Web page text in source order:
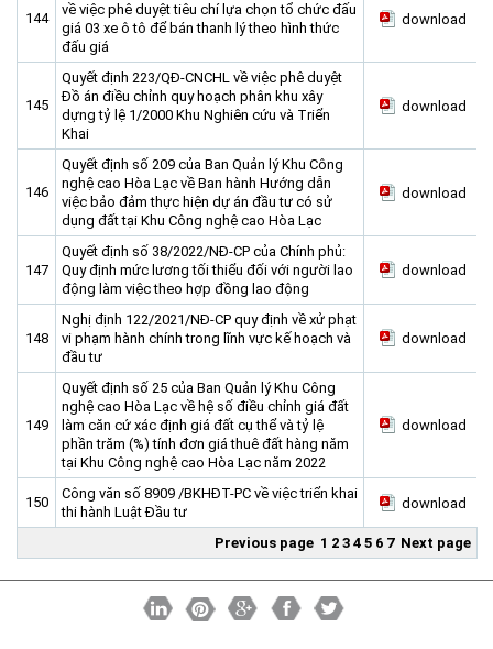
144
về việc phê duyệt tiêu chí lựa chọn tổ chức đấu
giá 03 xe ô tô để bán thanh lý theo hình thức
đấu giá
download
145
Quyết định 223/QĐ-CNCHL về việc phê duyệt
Đồ án điều chỉnh quy hoạch phân khu xây
dựng tỷ lệ 1/2000 Khu Nghiên cứu và Triển
Khai
download
146
Quyết định số 209 của Ban Quản lý Khu Công
nghệ cao Hòa Lạc về Ban hành Hướng dẫn
việc bảo đảm thực hiện dự án đầu tư có sử
dụng đất tại Khu Công nghệ cao Hòa Lạc
download
147
Quyết định số 38/2022/NĐ-CP của Chính phủ:
Quy định mức lương tối thiểu đối với người lao
động làm việc theo hợp đồng lao động
download
148
Nghị định 122/2021/NĐ-CP quy định về xử phạt
vi phạm hành chính trong lĩnh vực kế hoạch và
đầu tư
download
149
Quyết định số 25 của Ban Quản lý Khu Công
nghệ cao Hòa Lạc về hệ số điều chỉnh giá đất
làm căn cứ xác định giá đất cụ thể và tỷ lệ
phần trăm (%) tính đơn giá thuê đất hàng năm
tại Khu Công nghệ cao Hòa Lạc năm 2022
download
150
Công văn số 8909 /BKHĐT-PC về việc triển khai
thi hành Luật Đầu tư
download
Previous page 1 2 3 4 5 6 7 Next page